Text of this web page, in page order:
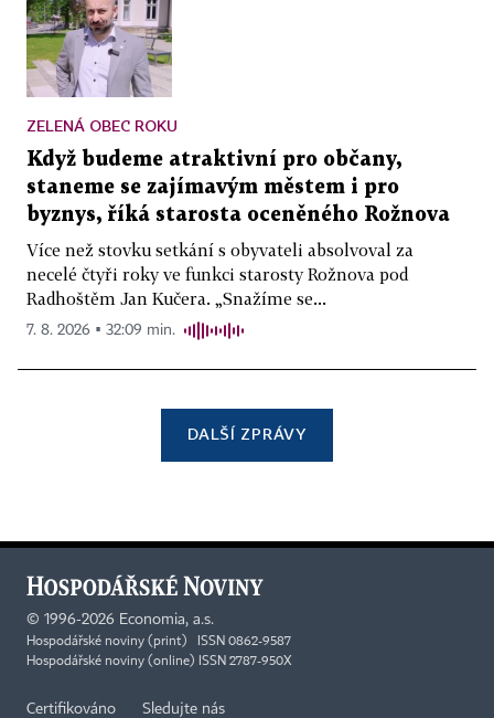
ZELENÁ OBEC ROKU
Když budeme atraktivní pro občany,
staneme se zajímavým městem i pro
byznys, říká starosta oceněného Rožnova
Více než stovku setkání s obyvateli absolvoval za
necelé čtyři roky ve funkci starosty Rožnova pod
Radhoštěm Jan Kučera. „Snažíme se...
7. 8. 2026 ▪ 32:09 min.
DALŠÍ ZPRÁVY
© 1996-2026 Economia, a.s.
Hospodářské noviny (print) ISSN 0862-9587
Hospodářské noviny (online) ISSN 2787-950X
Certifikováno Sledujte nás